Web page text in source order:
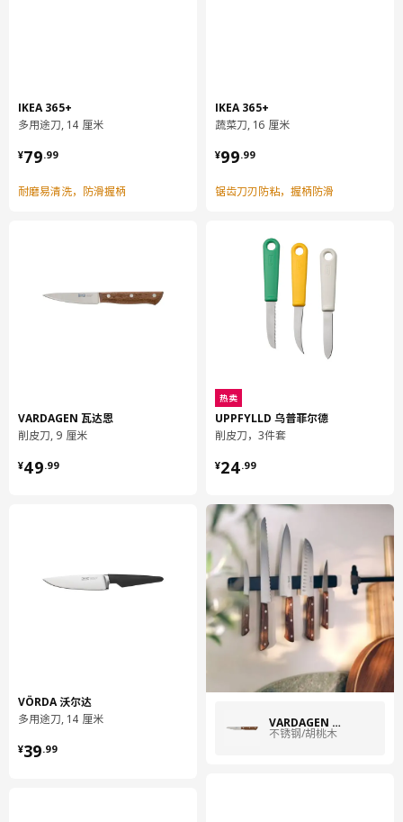
只可手洗。
IKEA 365+ 刀具让烹饪更加简单有趣。手柄的凹槽使抓握更稳固、
安全，可防止刀从手上滑落。它采用单片不锈钢制作，非常考究，
很轻很好用。这款刀非常容易清理，经久耐用，你定会喜欢每天使
IKEA 365+ 刀具采用精选钼/钒钢制成，可长时间保持锋利，且刀
清洁，外加经典的造型设计，让这款刀具可多年不间断使用，从而
这是IKEA 365+ 系列， 这个名字代表着在我们心目中，出色的日
常产品应当具有的所有要素。 经典的颜色和设计百搭又耐看。 耐
用的材料能承受住繁重的日常使用。 此外，许多巧妙的细节使做
饭和吃饭既有趣，又轻松——年复一年，日复一日。 希望你也有
“在设计 IKEA 365+ 刀具系列时，我们希望设计出能够激励人们做
出美味食物的刀具。 刀具必须质量上乘才能够唤醒人们的食欲，
而且还要经久耐用。 鉴于此，这款刀采用不锈钢制成，而且设计
经典耐看。 手柄的凹槽使抓握更稳固、安全，可防止刀从手上滑
落。 我们希望这款刀成为你的日常所爱，并成为你准备美食时的
不二之选。"
IKEA 365+
多用途刀, 14 厘米
¥79.99
¥ 79.99
耐磨易清洗，防滑握柄
VARDAGEN 瓦达恩
削皮刀, 9 厘米
¥49.99
¥ 49.99
VÖRDA 沃尔达
多用途刀, 14 厘米
¥39.99
¥ 39.99
IKEA 365+
蔬菜刀, 16 厘米
¥99.99
¥ 99.99
锯齿刀刃防粘，握柄防滑
热卖
UPPFYLLD 乌普菲尔德
削皮刀，3件套
¥24.99
¥ 24.99
VARDAGEN 瓦达恩
不锈钢/胡桃木